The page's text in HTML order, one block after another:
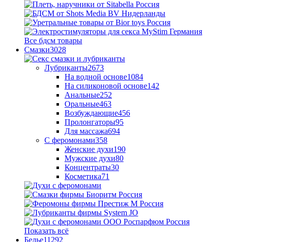
Все бдсм товары
Смазки3028
Лубриканты2673
На водной основе1084
На силиконовой основе142
Анальные252
Оральные463
Возбуждающие456
Пролонгаторы95
Для массажа694
С феромонами358
Женские духи190
Мужские духи80
Концентраты30
Косметика71
Показать всё
Белье11292